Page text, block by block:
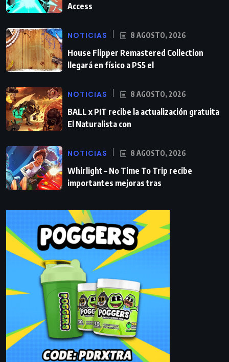
Access
NOTICIAS 8 AGOSTO, 2026
House Flipper Remastered Collection
llegará en físico a PS5 el
NOTICIAS 8 AGOSTO, 2026
BALL x PIT recibe la actualización gratuita
El Naturalista con
NOTICIAS 8 AGOSTO, 2026
Whirlight – No Time To Trip recibe
importantes mejoras tras